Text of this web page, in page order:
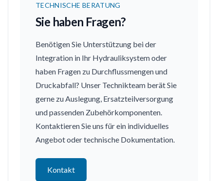
TECHNISCHE BERATUNG
Sie haben Fragen?
Benötigen Sie Unterstützung bei der
Integration in Ihr Hydrauliksystem oder
haben Fragen zu Durchflussmengen und
Druckabfall? Unser Technikteam berät Sie
gerne zu Auslegung, Ersatzteilversorgung
und passenden Zubehörkomponenten.
Kontaktieren Sie uns für ein individuelles
Angebot oder technische Dokumentation.
Kontakt